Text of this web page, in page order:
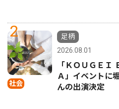
2
社会
足柄
2026.08.01
「ＫＯＵＧＥＩ
Ａ」イベントに
んの出演決定